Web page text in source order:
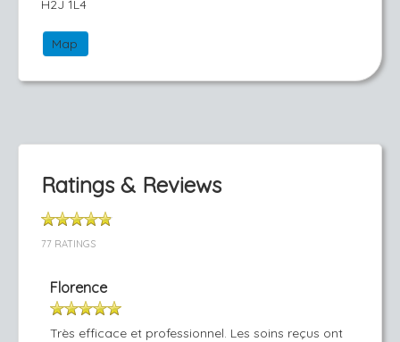
H2J 1L4
Map
Ratings & Reviews
77 RATINGS
Florence
Très efficace et professionnel. Les soins reçus ont